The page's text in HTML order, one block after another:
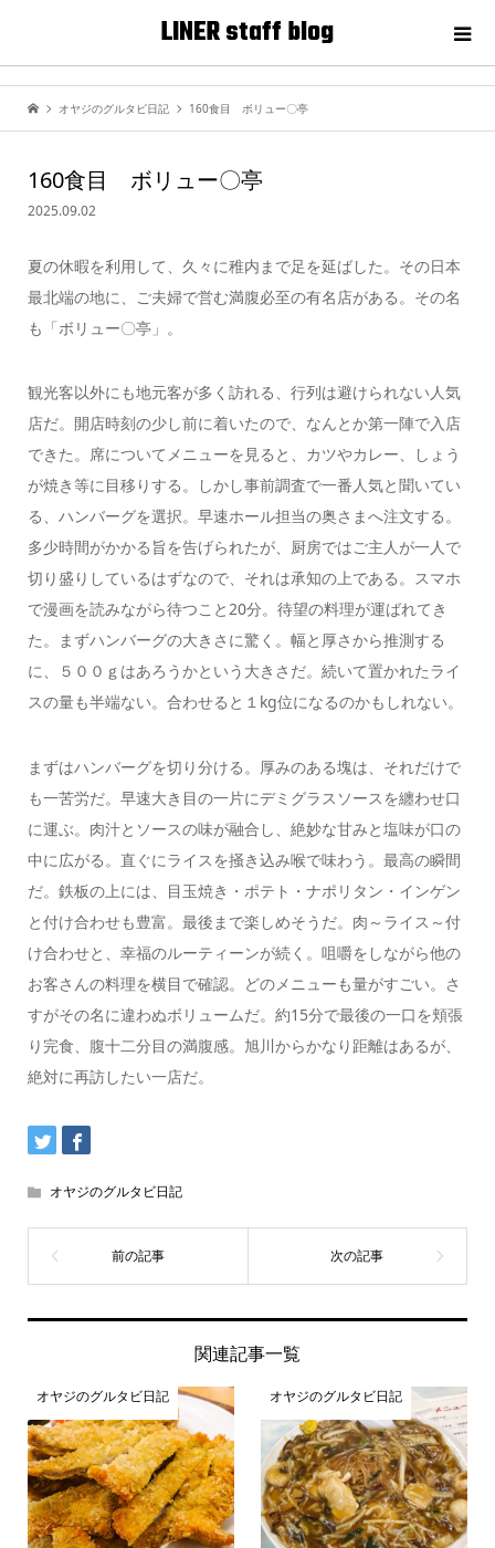
LINER staff blog
オヤジのグルタビ日記 160食目 ボリュー〇亭
160食目 ボリュー〇亭
2025.09.02
夏の休暇を利用して、久々に稚内まで足を延ばした。その日本
最北端の地に、ご夫婦で営む満腹必至の有名店がある。その名
も「ボリュー〇亭」。
観光客以外にも地元客が多く訪れる、行列は避けられない人気
店だ。開店時刻の少し前に着いたので、なんとか第一陣で入店
できた。席についてメニューを見ると、カツやカレー、しょう
が焼き等に目移りする。しかし事前調査で一番人気と聞いてい
る、ハンバーグを選択。早速ホール担当の奥さまへ注文する。
多少時間がかかる旨を告げられたが、厨房ではご主人が一人で
切り盛りしているはずなので、それは承知の上である。スマホ
で漫画を読みながら待つこと20分。待望の料理が運ばれてき
た。まずハンバーグの大きさに驚く。幅と厚さから推測する
に、５００ｇはあろうかという大きさだ。続いて置かれたライ
スの量も半端ない。合わせると１kg位になるのかもしれない。
まずはハンバーグを切り分ける。厚みのある塊は、それだけで
も一苦労だ。早速大き目の一片にデミグラスソースを纏わせ口
に運ぶ。肉汁とソースの味が融合し、絶妙な甘みと塩味が口の
中に広がる。直ぐにライスを掻き込み喉で味わう。最高の瞬間
だ。鉄板の上には、目玉焼き・ポテト・ナポリタン・インゲン
と付け合わせも豊富。最後まで楽しめそうだ。肉～ライス～付
け合わせと、幸福のルーティーンが続く。咀嚼をしながら他の
お客さんの料理を横目で確認。どのメニューも量がすごい。さ
すがその名に違わぬボリュームだ。約15分で最後の一口を頬張
り完食、腹十二分目の満腹感。旭川からかなり距離はあるが、
絶対に再訪したい一店だ。
オヤジのグルタビ日記
関連記事一覧
オヤジのグルタビ日記 オヤジのグルタビ日記